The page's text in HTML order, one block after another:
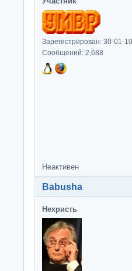
Зарегистрирован: 30-01-10
Сообщений: 2,688
Неактивен
Babusha
Нехристь